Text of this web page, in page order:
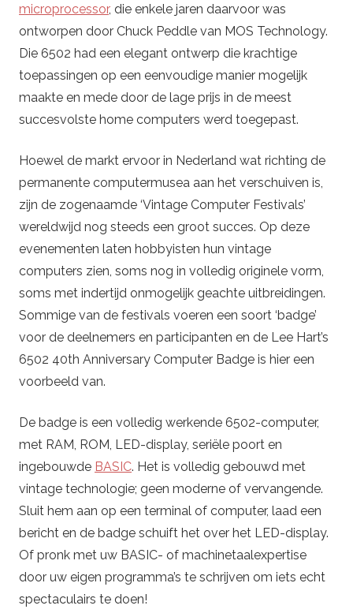
microprocessor, die enkele jaren daarvoor was
ontworpen door Chuck Peddle van MOS Technology.
Die 6502 had een elegant ontwerp die krachtige
toepassingen op een eenvoudige manier mogelijk
maakte en mede door de lage prijs in de meest
succesvolste home computers werd toegepast.
Hoewel de markt ervoor in Nederland wat richting de
permanente computermusea aan het verschuiven is,
zijn de zogenaamde ‘Vintage Computer Festivals’
wereldwijd nog steeds een groot succes. Op deze
evenementen laten hobbyisten hun vintage
computers zien, soms nog in volledig originele vorm,
soms met indertijd onmogelijk geachte uitbreidingen.
Sommige van de festivals voeren een soort ‘badge’
voor de deelnemers en participanten en de Lee Hart’s
6502 40th Anniversary Computer Badge is hier een
voorbeeld van.
De badge is een volledig werkende 6502-computer,
met RAM, ROM, LED-display, seriële poort en
ingebouwde BASIC. Het is volledig gebouwd met
vintage technologie; geen moderne of vervangende.
Sluit hem aan op een terminal of computer, laad een
bericht en de badge schuift het over het LED-display.
Of pronk met uw BASIC- of machinetaalexpertise
door uw eigen programma’s te schrijven om iets echt
spectaculairs te doen!